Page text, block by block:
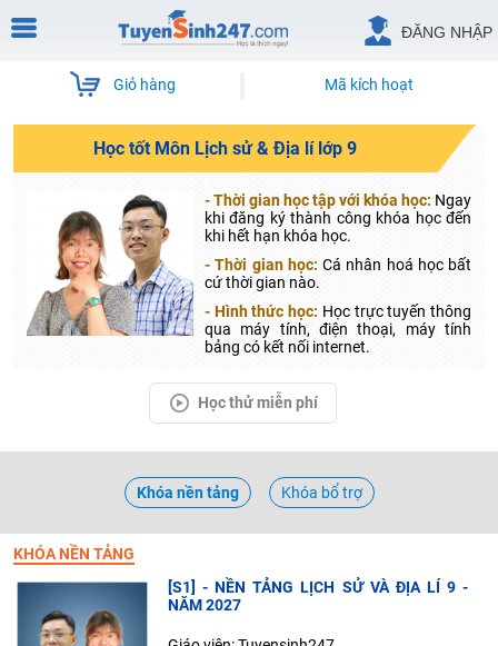
ĐĂNG NHẬP
Giỏ hàng Mã kích hoạt
Học tốt Môn Lịch sử & Địa lí lớp 9
- Thời gian học tập với khóa học: Ngay
khi đăng ký thành công khóa học đến
khi hết hạn khóa học.
- Thời gian học: Cá nhân hoá học bất
cứ thời gian nào.
- Hình thức học: Học trực tuyến thông
qua máy tính, điện thoại, máy tính
bảng có kết nối internet.
Học thử miễn phí
Khóa nền tảng Khóa bổ trợ
KHÓA NỀN TẢNG
[S1] - NỀN TẢNG LỊCH SỬ VÀ ĐỊA LÍ 9 -
NĂM 2027